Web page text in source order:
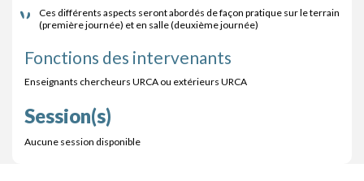
Ces différents aspects seront abordés de façon pratique sur le terrain
(première journée) et en salle (deuxième journée)
Fonctions des intervenants
Enseignants chercheurs URCA ou extérieurs URCA
Session(s)
Aucune session disponible